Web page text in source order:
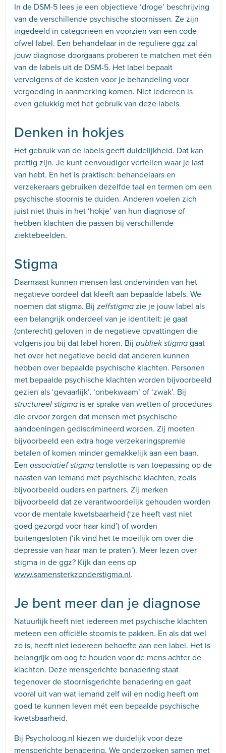
In de DSM-5 lees je een objectieve ‘droge’ beschrijving
van de verschillende psychische stoornissen. Ze zijn
ingedeeld in categorieën en voorzien van een code
ofwel label. Een behandelaar in de reguliere ggz zal
jouw diagnose doorgaans proberen te matchen met één
van de labels uit de DSM-5. Het label bepaalt
vervolgens of de kosten voor je behandeling voor
vergoeding in aanmerking komen. Niet iedereen is
even gelukkig met het gebruik van deze labels.
Denken in hokjes
Het gebruik van de labels geeft duidelijkheid. Dat kan
prettig zijn. Je kunt eenvoudiger vertellen waar je last
van hebt. En het is praktisch: behandelaars en
verzekeraars gebruiken dezelfde taal en termen om een
psychische stoornis te duiden. Anderen voelen zich
juist niet thuis in het ‘hokje’ van hun diagnose of
hebben klachten die passen bij verschillende
ziektebeelden.
Stigma
Daarnaast kunnen mensen last ondervinden van het
negatieve oordeel dat kleeft aan bepaalde labels. We
noemen dat stigma. Bij zelfstigma zie je jouw label als
een belangrijk onderdeel van je identiteit: je gaat
(onterecht) geloven in de negatieve opvattingen die
volgens jou bij dat label horen. Bij publiek stigma gaat
het over het negatieve beeld dat anderen kunnen
hebben over bepaalde psychische klachten. Personen
met bepaalde psychische klachten worden bijvoorbeeld
gezien als ‘gevaarlijk’, ‘onbekwaam’ of ‘zwak’. Bij
structureel stigma is er sprake van wetten of procedures
die ervoor zorgen dat mensen met psychische
aandoeningen gediscrimineerd worden. Zij moeten
bijvoorbeeld een extra hoge verzekeringspremie
betalen of komen minder gemakkelijk aan een baan.
Een associatief stigma tenslotte is van toepassing op de
naasten van iemand met psychische klachten, zoals
bijvoorbeeld ouders en partners. Zij merken
bijvoorbeeld dat ze verantwoordelijk gehouden worden
voor de mentale kwetsbaarheid (‘ze heeft vast niet
goed gezorgd voor haar kind’) of worden
buitengesloten (‘ik vind het te moeilijk om over die
depressie van haar man te praten’). Meer lezen over
stigma in de ggz? Kijk dan eens op
www.samensterkzonderstigma.nl.
Je bent meer dan je diagnose
Natuurlijk heeft niet iedereen met psychische klachten
meteen een officiële stoornis te pakken. En als dat wel
zo is, heeft niet iedereen behoefte aan een label. Het is
belangrijk om oog te houden voor de mens achter de
klachten. Deze mensgerichte benadering staat
tegenover de stoornisgerichte benadering en gaat
vooral uit van wat iemand zelf wil en nodig heeft om
goed te kunnen leven mét een bepaalde psychische
kwetsbaarheid.
Bij Psycholoog.nl kiezen we duidelijk voor deze
mensgerichte benadering. We onderzoeken samen met